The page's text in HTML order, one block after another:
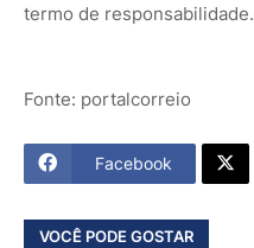
termo de responsabilidade.
Fonte: portalcorreio
Facebook
VOCÊ PODE GOSTAR